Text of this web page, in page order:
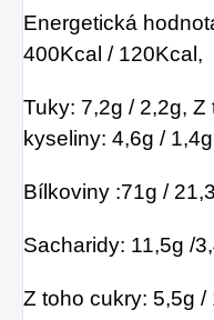
Energetická
400Kcal / 120Kcal,
Tuky: 7,2g / 2,2g,
kyseliny: 4,6g /
Bílkoviny :71g /
Sacharidy: 11,5g /
Z toho cukry: 5,5g /